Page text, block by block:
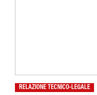
RELAZIONE TECNICO-LEGALE